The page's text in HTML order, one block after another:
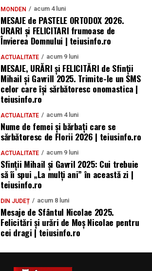
MONDEN acum 4 luni
MESAJE de PASTELE ORTODOX 2026.
URARI și FELICITARI frumoase de
Învierea Domnului | teiusinfo.ro
ACTUALITATE acum 9 luni
MESAJE, URĂRI și FELICITĂRI de Sfinții
Mihail și Gavrill 2025. Trimite-le un SMS
celor care își sărbătoresc onomastica |
teiusinfo.ro
ACTUALITATE acum 4 luni
Nume de femei și bărbați care se
sărbătoresc de Florii 2026 | teiusinfo.ro
ACTUALITATE acum 9 luni
Sfinții Mihail și Gavril 2025: Cui trebuie
să îi spui „La mulţi ani” în această zi |
teiusinfo.ro
DIN JUDEȚ acum 8 luni
Mesaje de Sfântul Nicolae 2025.
Felicitări și urări de Moș Nicolae pentru
cei dragi | teiusinfo.ro